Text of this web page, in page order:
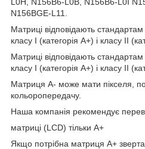
N156BGE-L11.
Матриці відповідають
класу I (категорія А+) і класу II
Матриці відповідають
класу I (категорія А+) і класу II
Матриця А- може мати пікселя,
кольоропередачу.
Наша компанія рекомендує
матриці (LCD) тільки А+
Якщо потрібна матриця А+